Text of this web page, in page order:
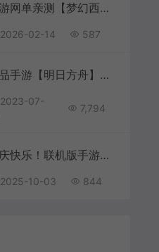
爱游网单亲测【梦幻西游手游端】最新整理斩神西游3尊享挂机版 带GM物品充值后台 虚拟机一键端 视频安装教学 可自配家庭局域网手机连接
2026-02-14 587
精品手游【明日方舟】二次元抽卡塔防虚拟机一键端视频教程GM命令模拟器手游可局域网手机链接
2023-07-
7,794
国庆快乐！联机版手游【极无双2】割草养成角色扮演支持安卓手机 支持电脑手游模拟器
2025-10-03 844